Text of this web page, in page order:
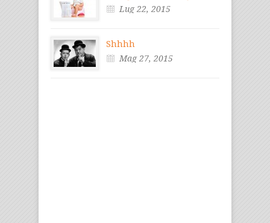
Lug 22, 2015
Shhhh
Mag 27, 2015